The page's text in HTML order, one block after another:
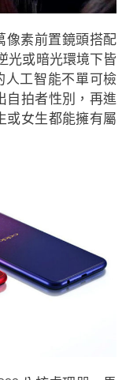
像素前置鏡頭搭配
光或暗光環境下皆
人工智能不單可檢
自拍者性別，再進
或女生都能擁有屬